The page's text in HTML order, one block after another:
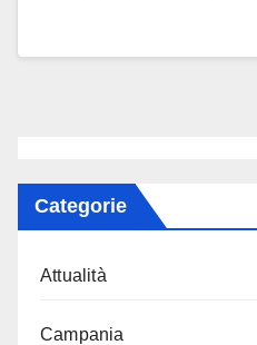
Categorie
Attualità
Campania